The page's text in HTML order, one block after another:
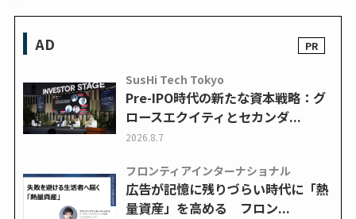
AD
SusHi Tech Tokyo
Pre-IPO時代の新たな資本戦略：グ
ロースエクイティとセカンダ...
2026.8.7
フロンティアインターナショナル
広告が記憶に残りづらい時代に「熱
量資産」を高める フロン...